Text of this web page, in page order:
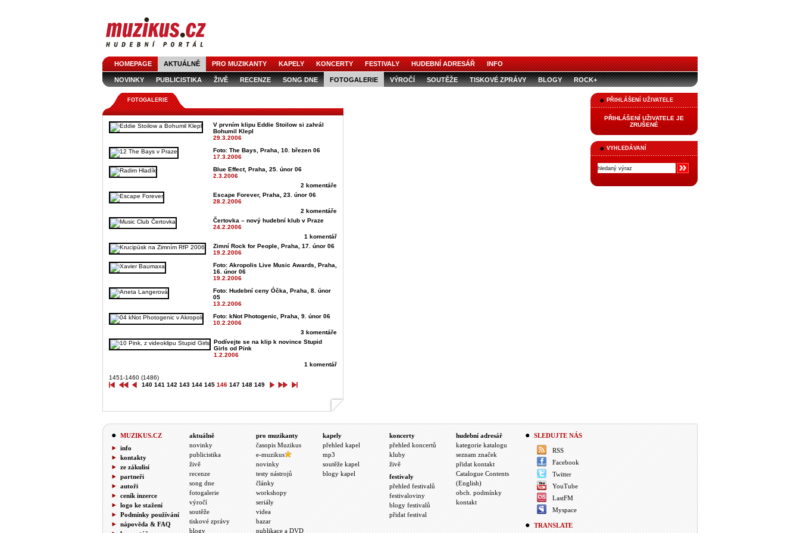
HOMEPAGE AKTUÁLNĚ PRO MUZIKANTY KAPELY KONCERTY FESTIVALY HUDEBNÍ ADRESÁŘ INFO
NOVINKY PUBLICISTIKA ŽIVĚ RECENZE SONG DNE FOTOGALERIE VÝROČÍ SOUTĚŽE TISKOVÉ ZPRÁVY BLOGY ROCK+
PŘIHLÁŠENÍ UŽIVATELE
PŘIHLÁŠENÍ UŽIVATELE JE
ZRUŠENÉ
VYHLEDÁVANÍ
FOTOGALERIE
V prvním klipu Eddie Stoilow si zahrál
Bohumil Klepl
29.3.2006
Foto: The Bays, Praha, 10. březen 06
17.3.2006
Blue Effect, Praha, 25. únor 06
2.3.2006
2 komentáře
Escape Forever, Praha, 23. únor 06
28.2.2006
2 komentáře
Čertovka – nový hudební klub v Praze
24.2.2006
1 komentář
Zimní Rock for People, Praha, 17. únor 06
19.2.2006
Foto: Akropolis Live Music Awards, Praha,
16. únor 06
19.2.2006
Foto: Hudební ceny Óčka, Praha, 8. únor
05
13.2.2006
Foto: kNot Photogenic, Praha, 9. únor 06
10.2.2006
3 komentáře
Podívejte se na klip k novince Stupid
Girls od Pink
1.2.2006
1 komentář
1451-1460 (1486)
140 141 142 143 144 145 146 147 148 149
MUZIKUS.CZ
info
kontakty
ze zákulisí
partneři
autoři
ceník inzerce
logo ke stažení
Podmínky používání
nápověda & FAQ
aktuálně
novinky
publicistika
živě
recenze
song dne
fotogalerie
výročí
soutěže
tiskové zprávy
blogy
pro muzikanty
časopis Muzikus
e-muzikus
novinky
testy nástrojů
články
workshopy
seriály
videa
bazar
publikace a DVD
kapely
přehled kapel
mp3
soutěže kapel
blogy kapel
koncerty
přehled koncertů
kluby
živě
festivaly
přehled festivalů
festivaloviny
blogy festivalů
přidat festival
hudební adresář
kategorie katalogu
seznam značek
přidat kontakt
Catalogue Contents
(English)
obch. podmínky
kontakt
SLEDUJTE NÁS
RSS
Facebook
Twitter
YouTube
LastFM
Myspace
TRANSLATE